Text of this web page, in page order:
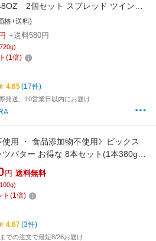
2個セット スプレッド ツインパ
Creamy Peanut Butter, 2 pk./48
格+送料)
円 +送料580円
(1倍)
4.65(17件)
発送、10営業日以内にお届け
使用 ・ 食品添加物不使用》ピックス
ツバター お得な 8本セット(1本380g)
ランチ/なめらかスムース【 ピーナ
ー ピーナツバター ピーナッツクリー
スピーナッツバター Pic’s Peanut
円 送料無料
ト (1倍)
4.67(3件)
での注文で最短8/26お届け